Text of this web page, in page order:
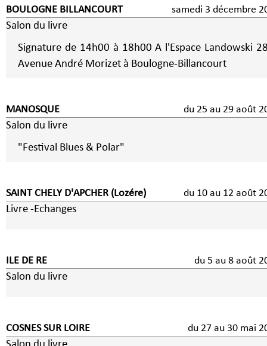
BOULOGNE BILLANCOURT samedi 3 décembre
Salon du livre
Signature de 14h00 à 18h00 A l'Espace Landowski
Avenue André Morizet à Boulogne-Billancourt
MANOSQUE du 25 au 29 août
Salon du livre
"Festival Blues & Polar"
SAINT CHELY D'APCHER (Lozére) du 10 au 12 août
Livre -Echanges
ILE DE RE du 5 au 8
Salon du livre
COSNES SUR LOIRE du 27 au 30 mai